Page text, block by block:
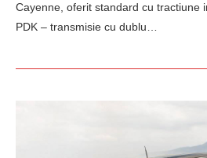
Cayenne, oferit standard cu tractiune
PDK – transmisie cu dublu…